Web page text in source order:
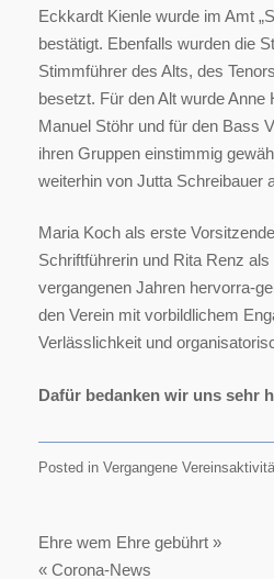
Eckkardt Kienle wurde im Amt
bestätigt. Ebenfalls wurden die
Stimmführer des Alts, des
besetzt. Für den Alt wurde Anne
Manuel Stöhr und für den Bass
ihren Gruppen einstimmig
weiterhin von Jutta Schreibauer
Maria Koch als erste
Schriftführerin und Rita Renz
vergangenen Jahren hervorra-
den Verein mit vorbildlichem
Verlässlichkeit und
Dafür bedanken wir uns sehr
Posted in Vergangene
Ehre wem Ehre gebührt »
« Corona-News